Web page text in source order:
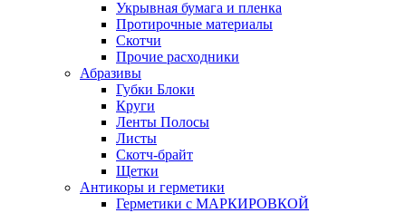
Укрывная бумага и пленка
Протирочные материалы
Скотчи
Прочие расходники
Абразивы
Губки Блоки
Круги
Ленты Полосы
Листы
Скотч-брайт
Щетки
Антикоры и герметики
Герметики с МАРКИРОВКОЙ